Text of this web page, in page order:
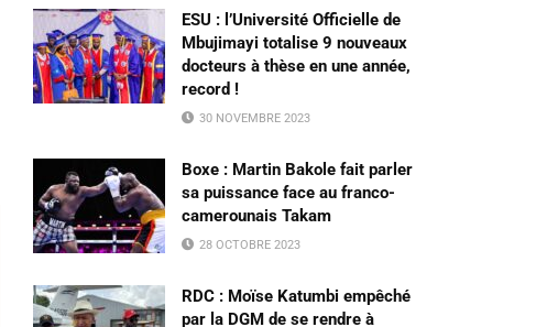
ESU : l’Université Officielle de
Mbujimayi totalise 9 nouveaux
docteurs à thèse en une année,
record !
30 NOVEMBRE 2023
Boxe : Martin Bakole fait parler
sa puissance face au franco-
camerounais Takam
28 OCTOBRE 2023
RDC : Moïse Katumbi empêché
par la DGM de se rendre à